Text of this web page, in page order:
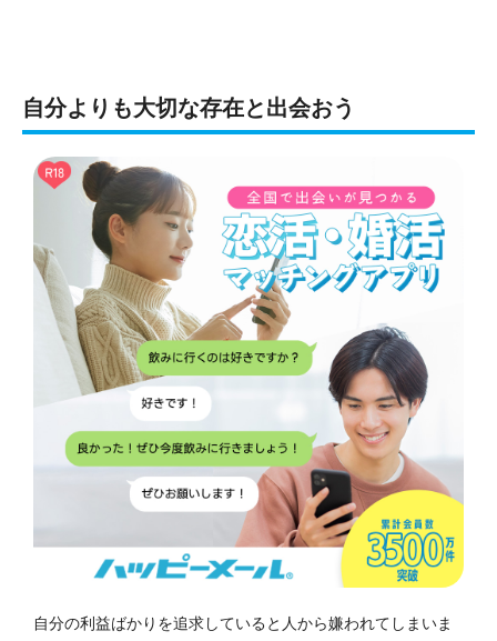
自分よりも大切な存在と出会おう
自分の利益ばかりを追求していると人から嫌われてしまいま